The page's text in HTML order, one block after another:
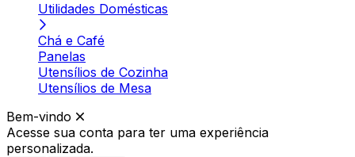
Utilidades Domésticas
Chá e Café
Panelas
Utensílios de Cozinha
Utensílios de Mesa
Bem-vindo
Acesse sua conta para ter uma experiência
personalizada.